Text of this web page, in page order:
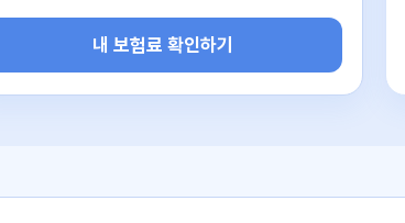
내 보험료 확인하기